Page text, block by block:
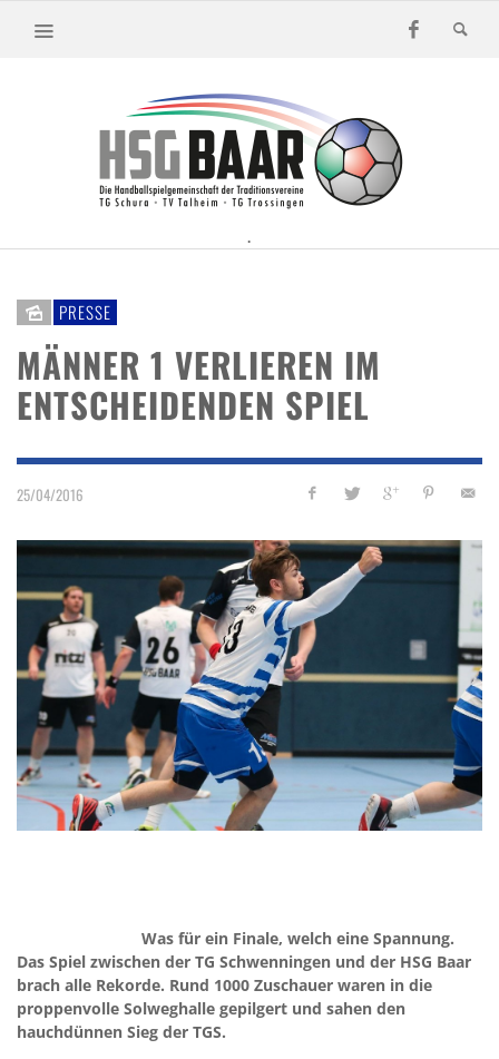
.
PRESSE
MÄNNER 1 VERLIEREN IM
ENTSCHEIDENDEN SPIEL
25/04/2016
Was für ein Finale, welch eine Spannung.
Das Spiel zwischen der TG Schwenningen und der HSG Baar
brach alle Rekorde. Rund 1000 Zuschauer waren in die
proppenvolle Solweghalle gepilgert und sahen den
hauchdünnen Sieg der TGS.